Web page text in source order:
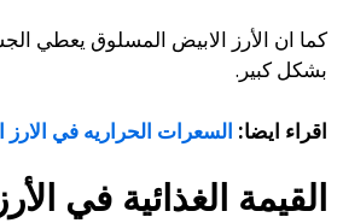
كما ان الأرز الابيض المسلوق يعطي
بشكل كبير.
اقراء ايضا: السعرات الحراريه في الارز
القيمة الغذائية في